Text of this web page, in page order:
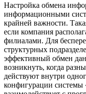
Настройка обмена
информационными
крайней важности.
если компания
филиалами. Для
структурных
эффективный обмен
возникнуть, когда
действуют внутри
конфигурации системы